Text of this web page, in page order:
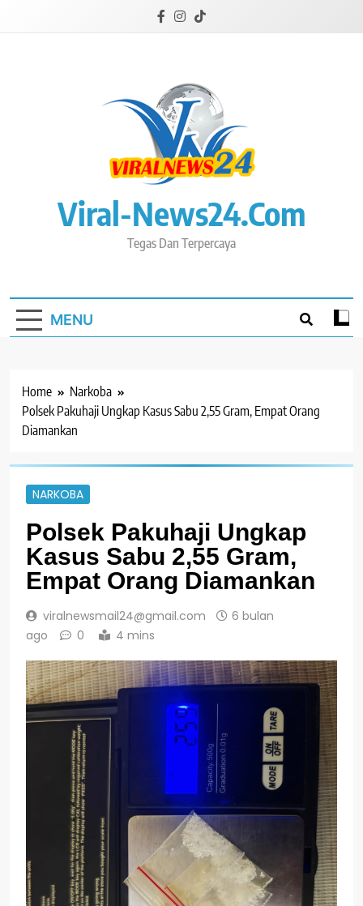
Viral-News24.com
Tegas Dan Terpercaya
MENU
Home
Narkoba
Polsek Pakuhaji Ungkap Kasus Sabu 2,55 Gram, Empat Orang
Diamankan
NARKOBA
Polsek Pakuhaji Ungkap
Kasus Sabu 2,55 Gram,
Empat Orang Diamankan
viralnewsmail24@gmail.com
6 bulan
ago
0 4 mins